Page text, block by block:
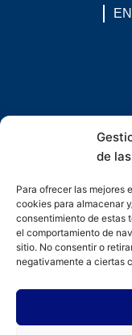
de
Para ofrecer las mejores
cookies para almacenar
consentimiento de estas
el comportamiento de
sitio. No consentir o
negativamente a ciertas
F
a
c
e
b
o